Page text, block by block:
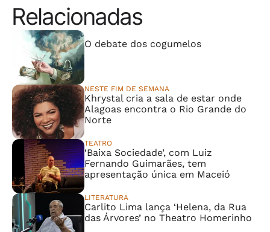
Relacionadas
O debate dos cogumelos
NESTE FIM DE SEMANA
Khrystal cria a sala de estar onde
Alagoas encontra o Rio Grande do
Norte
TEATRO
‘Baixa Sociedade’, com Luiz
Fernando Guimarães, tem
apresentação única em Maceió
LITERATURA
Carlito Lima lança ‘Helena, da Rua
das Árvores’ no Theatro Homerinho